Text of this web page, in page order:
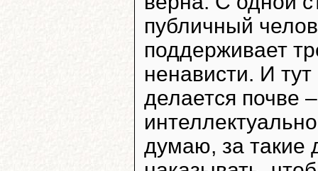
публичный
поддерживает
ненависти. И
делается почве
думаю, за такие